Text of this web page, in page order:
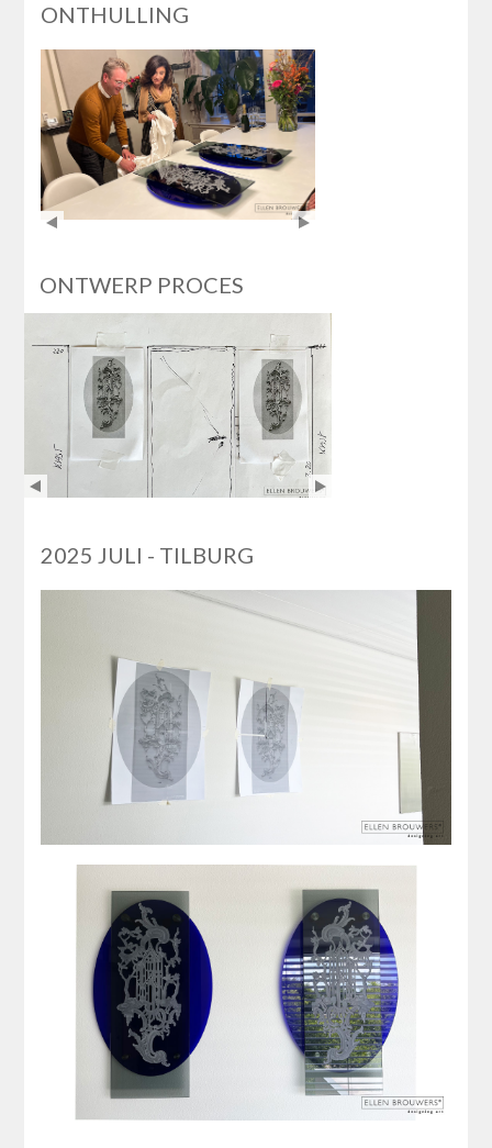
ONTHULLING
ONTWERP PROCES
2025 JULI - TILBURG